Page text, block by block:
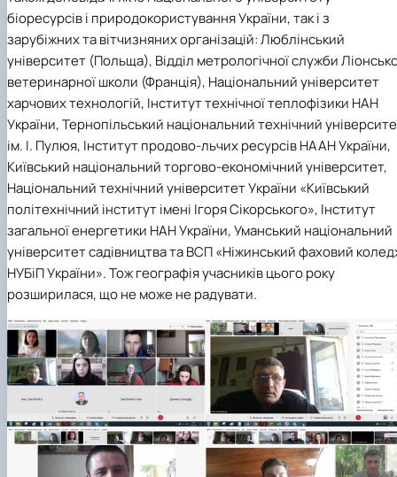
біоресурсів і природокористування України, так і з
зарубіжних та вітчизняних організацій: Люблінський
університет (Польща), Відділ метрологічної служби
ветеринарної школи (Франція), Національний університет
харчових технологій, Інститут технічної теплофізики НАН
України, Тернопільський національний технічний
ім. І. Пулюя, Інститут продово-льчих ресурсів НААН України,
Київський національний торгово-економічний університет,
Національний технічний університет України «Київський
політехнічний інститут імені Ігоря Сікорського», Інститут
загальної енергетики НАН України, Уманський національний
університет садівництва та ВСП «Ніжинський фаховий
НУБіП України». Тож географія учасників цього року
розширилася, що не може не радувати.